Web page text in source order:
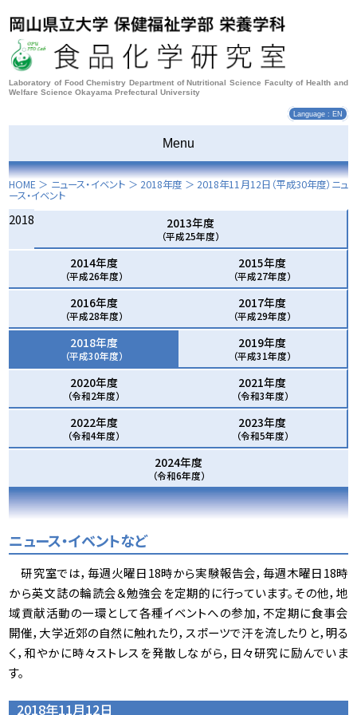
Laboratory of Food Chemistry Department of Nutritional Science Faculty of Health and
Welfare Science Okayama Prefectural University
Language : EN
Menu
HOME ＞ ニュース・イベント ＞ 2018年度 ＞ 2018年11月12日 （平成30年度）ニュ
ース・イベント
2018 2013年度
（平成25年度）
2014年度
（平成26年度）
2015年度
（平成27年度）
2016年度
（平成28年度）
2017年度
（平成29年度）
2018年度
（平成30年度）
2019年度
（平成31年度）
2020年度
（令和2年度）
2021年度
（令和3年度）
2022年度
（令和4年度）
2023年度
（令和5年度）
2024年度
（令和6年度）
ニュース・イベントなど
研究室では，毎週火曜日18時から実験報告会，毎週木曜日18時
から英文誌の輪読会＆勉強会を定期的に行っています。その他，地
域貢献活動の一環として各種イベントへの参加，不定期に食事会
開催，大学近郊の自然に触れたり，スポーツで汗を流したりと，明る
く，和やかに時々ストレスを発散しながら，日々研究に励んでいま
す。
2018年11月12日